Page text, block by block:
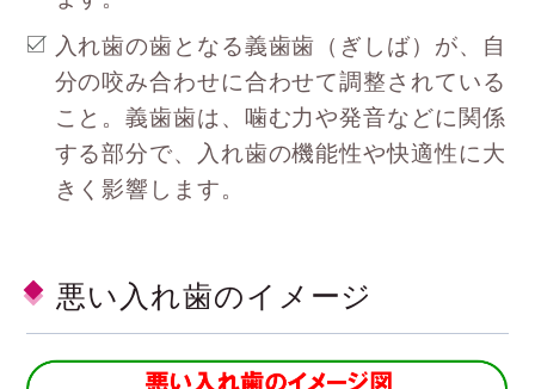
入れ歯の歯となる義歯歯（ぎしば）が、自
分の咬み合わせに合わせて調整されている
こと。義歯歯は、噛む力や発音などに関係
する部分で、入れ歯の機能性や快適性に大
きく影響します。
悪い入れ歯のイメージ